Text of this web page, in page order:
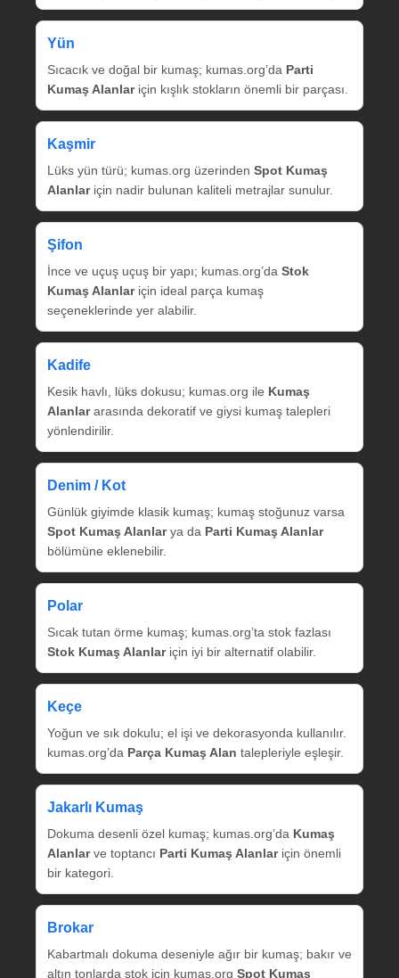
Yün
Sıcacık ve doğal bir kumaş; kumas.org’da Parti
Kumaş Alanlariçin kışlık stokların önemli bir parçası.
Kaşmir
Lüks yün türü; kumas.org üzerinden Spot Kumaş
Alanlariçin nadir bulunan kaliteli metrajlar sunulur.
Şifon
İnce ve uçuş uçuş bir yapı; kumas.org’da Stok
Kumaş Alanlariçin ideal parça kumaş
seçeneklerinde yer alabilir.
Kadife
Kesik havlı, lüks dokusu; kumas.org ile Kumaş
Alanlararasında dekoratif ve giysi kumaş talepleri
yönlendirilir.
Denim / Kot
Günlük giyimde klasik kumaş; kumaş stoğunuz varsa
Spot Kumaş Alanlarya da Parti Kumaş Alanlar
bölümüne eklenebilir.
Polar
Sıcak tutan örme kumaş; kumas.org’ta stok fazlası
Stok Kumaş Alanlariçin iyi bir alternatif olabilir.
Keçe
Yoğun ve sık dokulu; el işi ve dekorasyonda kullanılır.
kumas.org’da Parça Kumaş Alan talepleriyle eşleşir.
Jakarlı Kumaş
Dokuma desenli özel kumaş; kumas.org’da Kumaş
Alanlarve toptancı Parti Kumaş Alanlariçin önemli
bir kategori.
Brokar
Kabartmalı dokuma deseniyle ağır bir kumaş; bakır ve
altın tonlarda stok için kumas.org Spot Kumaş